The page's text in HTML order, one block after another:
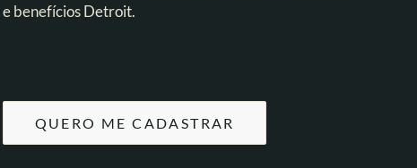
e benefícios Detroit.
QUERO ME CADASTRAR